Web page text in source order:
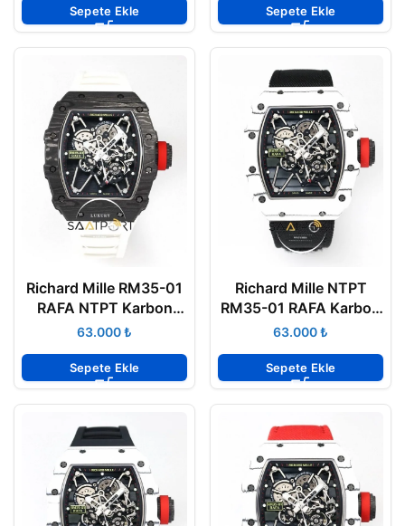
Kayış BBRF ETA
Sepete Ekle
BBRF ETA
Sepete Ekle
Richard Mille RM35-01
RAFA NTPT Karbon
Siyah Kasa Beyaz
ETA
₺
Sepete Ekle
Richard Mille NTPT
RM35-01 RAFA Karbon
Kasa Dokuma Siyah
₺
Sepete Ekle